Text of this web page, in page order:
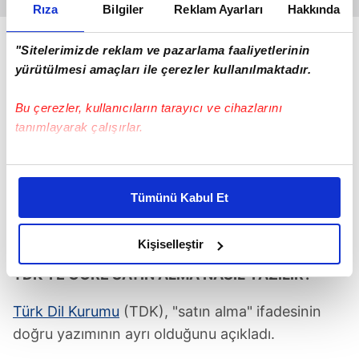
Rıza Bilgiler Reklam Ayarları Hakkında
"Sitelerimizde reklam ve pazarlama faaliyetlerinin
yürütülmesi amaçları ile çerezler kullanılmaktadır.
Bu çerezler, kullanıcıların tarayıcı ve cihazlarını
tanımlayarak çalışırlar.
Bu çerezlere izin vermeniz halinde sizlere özel
daha iyi reklam deneyimi yaşatabiliriz. Bunu yaparken
amacımızın size daha iyi bir reklam deneyimi sunmak
olduğunu ve sizlere en iyi içerikleri sunabilmek adına
elimizden gelen çabayı gösterdiğimizi ve bu noktada,
reklamların maliyetlerimizi karşılamak noktasında tek gelir
Her halükârda, kullanıcılar, bu çerezlere izin vermedikleri
Tümünü Kabul Et
Kişiselleştir
(Kaynak: Takvim Foto Arşiv)
TDK'YE GÖRE SATIN ALMA NASIL YAZILIR?
Türk Dil Kurumu (TDK), "satın alma" ifadesinin
doğru yazımının ayrı olduğunu açıkladı.